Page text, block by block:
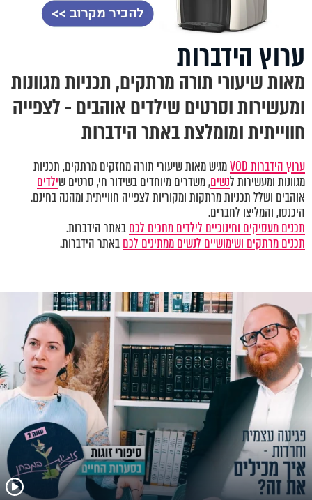
ערוץ הידברות
מאות שיעורי תורה מרתקים, תכניות מגוונות
ומעשירות וסרטים שילדים אוהבים - לצפייה
חווייתית ומומלצת באתר הידברות
ערוץ הידברות VOD
מגיש מאות שיעורי תורה מחזקים מרתקים, תכניות
מגוונות ומעשירות לנשים, משדרים מיוחדים בשידור חי, סרטים שילדים
אוהבים ושלל תכניות מרתקות ומקוריות לצפייה חווייתית ומהנה בחינם.
היכנסו, והמליצו לחברים.
תכנים מעסיקים וחינוכיים לילדים מחכים לכםבאתר הידברות.
תכנים מרתקים ושימושיים לנשים ממתינים לכםבאתר הידברות.